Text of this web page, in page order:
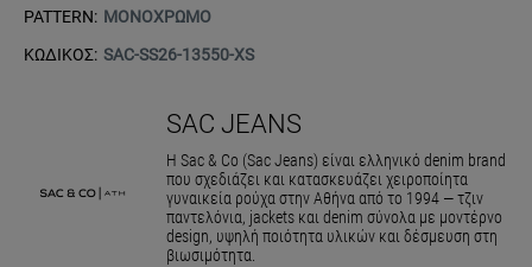
PATTERN: ΜΟΝΟΧΡΩΜΟ
ΚΩΔΙΚΟΣ: SAC-SS26-13550-XS
SAC JEANS
Η Sac & Co (Sac Jeans) είναι ελληνικό denim brand
που σχεδιάζει και κατασκευάζει χειροποίητα
γυναικεία ρούχα στην Αθήνα από το 1994 — τζιν
παντελόνια, jackets και denim σύνολα με μοντέρνο
design, υψηλή ποιότητα υλικών και δέσμευση στη
βιωσιμότητα.